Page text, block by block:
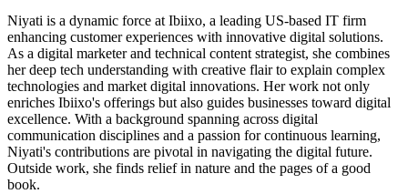
Niyati is a dynamic force at Ibiixo, a leading US-based IT firm
enhancing customer experiences with innovative digital solutions.
As a digital marketer and technical content strategist, she combines
her deep tech understanding with creative flair to explain complex
technologies and market digital innovations. Her work not only
enriches Ibiixo's offerings but also guides businesses toward digital
excellence. With a background spanning across digital
communication disciplines and a passion for continuous learning,
Niyati's contributions are pivotal in navigating the digital future.
Outside work, she finds relief in nature and the pages of a good
book.